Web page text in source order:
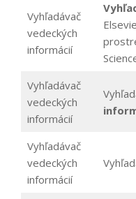
Vyhľadávač
vedeckých
informácií
Vyhľadávač
vedeckých
informácií
Vyhľadávač
vedeckých
informácií